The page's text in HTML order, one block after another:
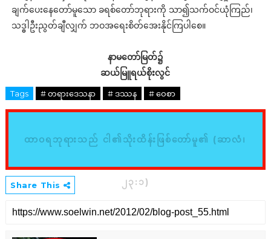
ချက်ပေးနေတော်မူသော ခရစ်တော်ဘုရားကို သာ၍သက်ဝင်ယုံကြည်၊
သဒ္ဓါဦးညွတ်ချီလျှက် ဘဝအရေးစိတ်အေးနိုင်ကြပါစေ။
နာမတော်မြတ်၌
ဆယ်မြူရယ်စိုးလွင်
Tags # တရားဒေသနာ # ဒဿန # ဝေစာ
ထာဝရဘုရားသည် ငါ၏သိုးထိန်းဖြစ်တော်မူ၏ (ဆာလံ၊
၂၃:၁)
Share This